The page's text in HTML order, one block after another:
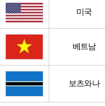
미국
베트남
보츠와나